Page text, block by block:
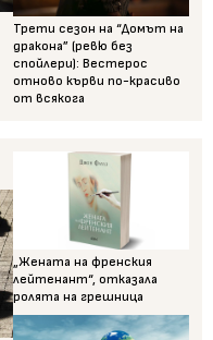
Трети сезон на “Домът на
дракона” (ревю без
спойлери): Вестерос
отново кърви по-красиво
от всякога
„Жената на френския
лейтенант“, отказала
ролята на грешница